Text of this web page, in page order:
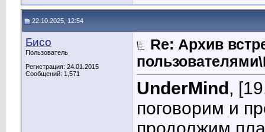
22.10.2025, 12:54
Бисо
Пользователь
Регистрация: 24.01.2015
Сообщений: 1,571
Re: Архив
UnderMind ,
поговорим и